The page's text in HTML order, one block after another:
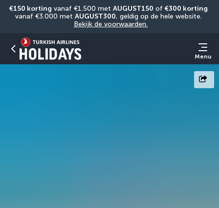
€150 korting vanaf €1.500 met AUGUST150 of €300 korting
vanaf €3.000 met AUGUST300
Bekijk de voorwaarden.
Menu